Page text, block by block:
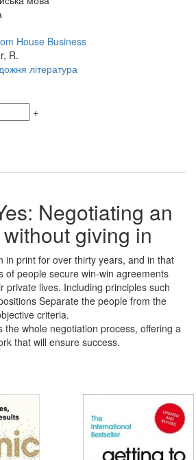
House Business
R.
література
+
Negotiating an
giving in
in print for over thirty years, and in that
of people secure win-win agreements
private lives. Including principles such
Separate the people from the
criteria.
the whole negotiation process, offering a
that will ensure success.